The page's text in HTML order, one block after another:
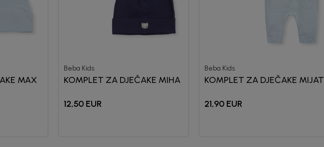
MAX
Beba Kids
KOMPLET ZA DJEČAKE MIHA
12,50 EUR
Beba Kids
KOMPLET ZA DJEČAKE MIJAT
21,90 EUR